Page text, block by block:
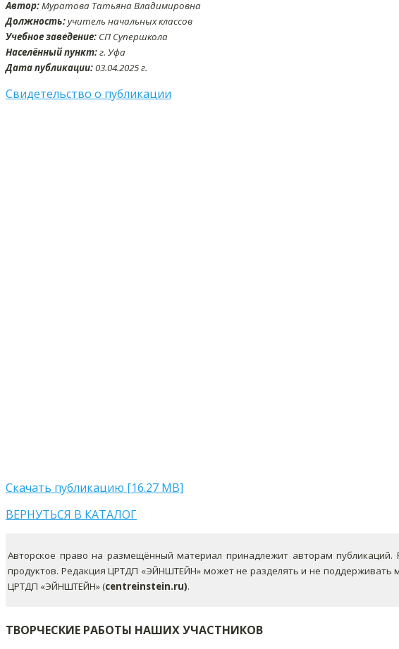
Автор:Муратова Татьяна Владимировна
Должность:учитель начальных классов
Учебное заведение: СП Супершкола
Населённый пункт:г. Уфа
Дата публикации:03.04.2025 г.
Свидетельство о публикации
Скачать публикацию [16.27 MB]
ВЕРНУТЬСЯ В КАТАЛОГ
Авторское право на размещённый материал принадлежит авторам
продуктов. Редакция ЦРТДП «ЭЙНШТЕЙН» может не разделять и не поддерживать
ЦРТДП «ЭЙНШТЕЙН» (centreinstein.ru).
ТВОРЧЕСКИЕ РАБОТЫ НАШИХ УЧАСТНИКОВ